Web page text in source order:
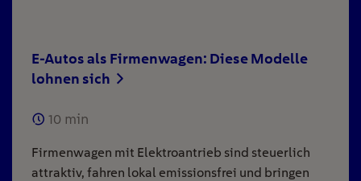
E-Autos als Firmenwagen: Diese Modelle
lohnen sich
10 min
Firmenwagen mit Elektroantrieb sind steuerlich
attraktiv, fahren lokal emissionsfrei und bringen